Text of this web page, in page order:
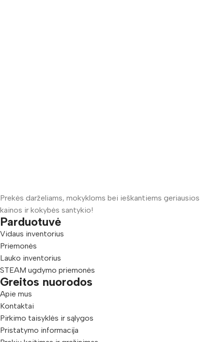
Prekės darželiams, mokykloms bei ieškantiems geriausios
kainos ir kokybės santykio!
Parduotuvė
Vidaus inventorius
Priemonės
Lauko inventorius
STEAM ugdymo priemonės
Greitos nuorodos
Apie mus
Kontaktai
Pirkimo taisyklės ir sąlygos
Pristatymo informacija